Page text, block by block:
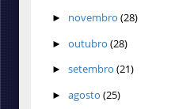
► novembro (28)
► outubro (28)
► setembro (21)
► agosto (25)